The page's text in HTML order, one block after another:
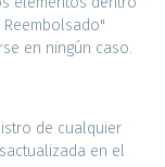
en ningún caso.
de cualquier
en el